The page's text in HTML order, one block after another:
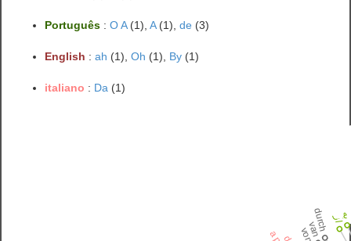
Português :O A(1),A(1),de (3)
English :ah (1),Oh (1), By (1)
italiano : Da (1)
von
van
durch از